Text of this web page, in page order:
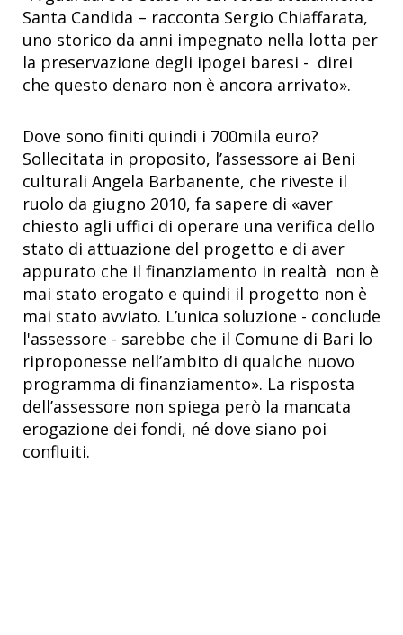
Santa Candida – racconta Sergio Chiaffarata,
uno storico da anni impegnato nella lotta per
la preservazione degli ipogei baresi - direi
che questo denaro non è ancora arrivato».
Dove sono finiti quindi i 700mila euro?
Sollecitata in proposito, l’assessore ai Beni
culturali Angela Barbanente, che riveste il
ruolo da giugno 2010, fa sapere di «aver
chiesto agli uffici di operare una verifica dello
stato di attuazione del progetto e di aver
appurato che il finanziamento in realtà non è
mai stato erogato e quindi il progetto non è
mai stato avviato. L’unica soluzione - conclude
l'assessore - sarebbe che il Comune di Bari lo
riproponesse nell’ambito di qualche nuovo
programma di finanziamento». La risposta
dell’assessore non spiega però la mancata
erogazione dei fondi, né dove siano poi
confluiti.